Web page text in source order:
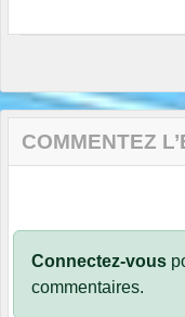
COMMENTEZ
Connectez-vous
commentaires.